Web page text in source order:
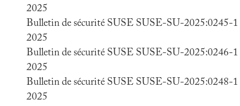
2025
Bulletin de sécurité SUSE SUSE-SU-2025:0245-1
2025
Bulletin de sécurité SUSE SUSE-SU-2025:0246-1
2025
Bulletin de sécurité SUSE SUSE-SU-2025:0248-1
2025